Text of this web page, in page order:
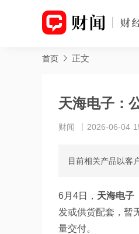
首页 正文
天海电子：
财闻 2026-06-04
目前相关产品以客
6月4日， 天海电子
发或供货配套，暂
量交付。